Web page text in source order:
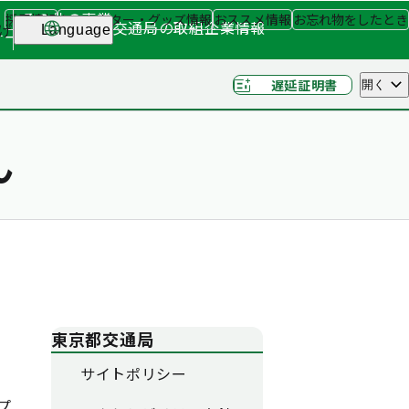
採用情報キャラクター・グッズ情報おススメ情報 お忘れ物をしたとき
Language
その他の事業
（関連事業）交通局の取組企業情報
遅延証明書 開く
東京都交通局
サイトポリシー